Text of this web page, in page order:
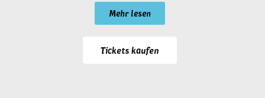
Mehr lesen
Tickets kaufen